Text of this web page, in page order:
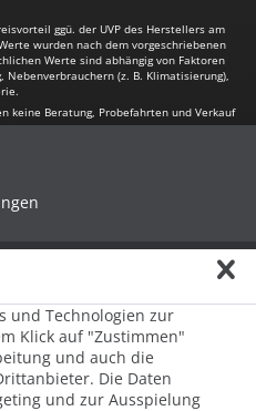
ggü. der UVP des Herstellers am
wurden nach dem vorgeschriebenen
Werte sind abhängig von Faktoren
(z. B. Klimatisierung),
keine Beratung, Probefahrten und Verkauf
und Technologien zur
Klick auf "Zustimmen"
und auch die
Die Daten
und zur Ausspielung